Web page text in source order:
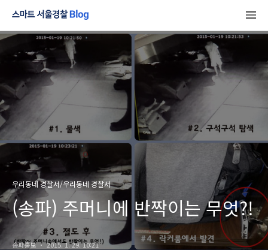
우리동네 경찰서/우리동네 경찰서
(송파) 주머니에 반짝이는 무엇?!
송파홍보 2015. 1. 29. 10:21